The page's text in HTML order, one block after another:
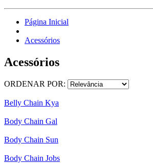
Página Inicial
Acessórios
Acessórios
ORDENAR POR:
Belly Chain Kya
Body Chain Gal
Body Chain Sun
Body Chain Jobs